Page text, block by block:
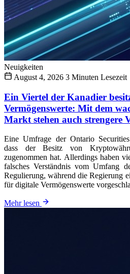
Neuigkeiten
August 4, 2026 3 Minuten Lesezeit
Ein Viertel der Kanadier
Vermögenswerte: Mit dem
Markt stehen auch strengere
Eine Umfrage der Ontario
dass der Besitz von
zugenommen hat. Allerdings haben
falsches Verständnis vom Umfang
Regulierung, während die Regierung
für digitale Vermögenswerte
Mehr lesen